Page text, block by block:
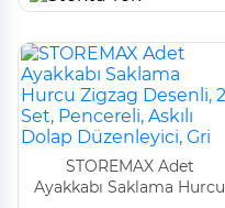
STOREMAX Adet
Ayakkabı Saklama Hurcu